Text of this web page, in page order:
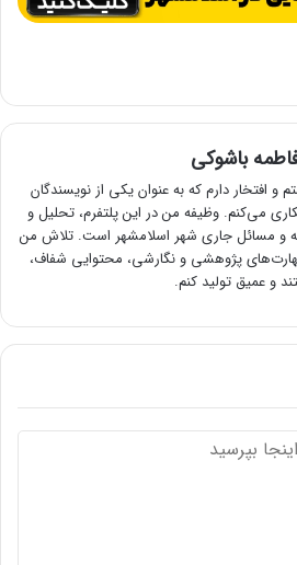
باشوکی
افتخار دارم که به عنوان یکی از نویسندگان
می‌کنم. وظیفه من در این پلتفرم، تحلیل و
و مسائل جاری شهر اسلامشهر است. تلاش من
مهارت‌های پژوهشی و نگارشی، محتوایی شفاف،
و عمیق تولید کنم.